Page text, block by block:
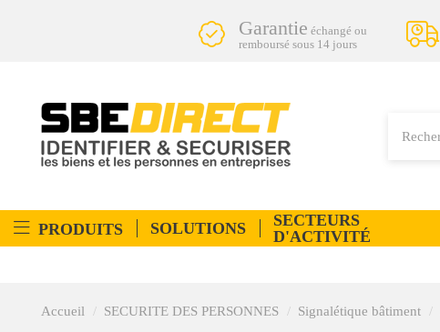
Garantie échangé ou
remboursé sous 14 jours
PRODUITS SOLUTIONS
SECTEURS
D'ACTIVITÉ
Accueil SECURITE DES PERSONNES Signalétique bâtiment